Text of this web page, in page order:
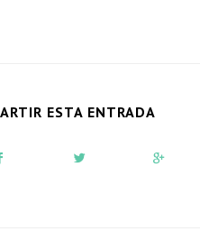
ESTA ENTRADA